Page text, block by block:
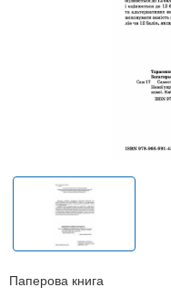
Паперова книга